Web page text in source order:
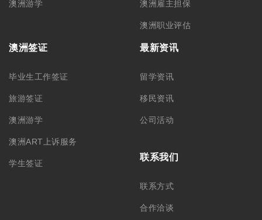
澳洲游学 澳洲雇主担保
澳洲职业评估
澳洲签证
毕业生工作签证
旅游签证
澳洲游学
澳洲ART上诉服务
学生签证
最新资讯
留学资讯
移民资讯
公司活动
联系我们
联系方式
合作洽谈